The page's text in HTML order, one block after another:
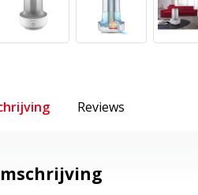
Reviews